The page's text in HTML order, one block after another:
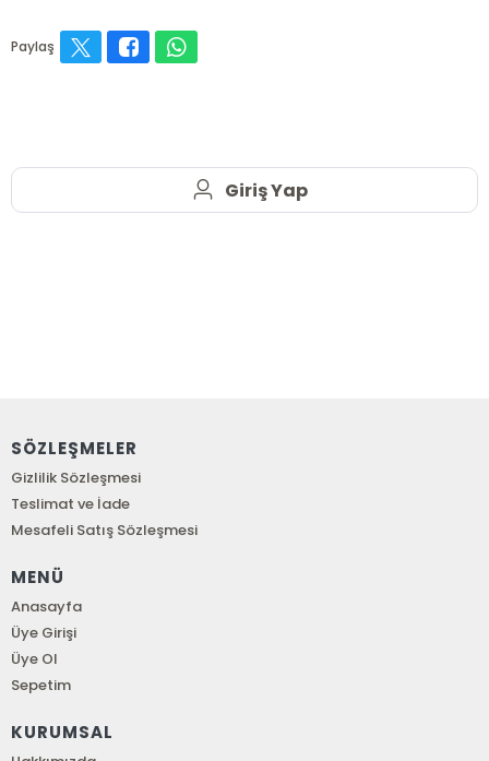
Paylaş
Giriş Yap
SÖZLEŞMELER
Gizlilik Sözleşmesi
Teslimat ve İade
Mesafeli Satış Sözleşmesi
MENÜ
Anasayfa
Üye Girişi
Üye Ol
Sepetim
KURUMSAL